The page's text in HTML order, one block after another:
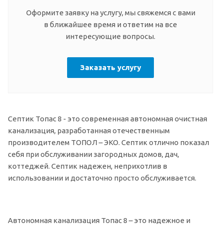
Оформите заявку на услугу, мы свяжемся с вами
в ближайшее время и ответим на все
интересующие вопросы.
Заказать услугу
Септик Топас 8 - это современная автономная очистная
канализация, разработанная отечественным
производителем ТОПОЛ – ЭКО. Септик отлично показал
себя при обслуживании загородных домов, дач,
коттеджей. Септик надежен, неприхотлив в
использовании и достаточно просто обслуживается.
Автономная канализация Топас 8 – это надежное и